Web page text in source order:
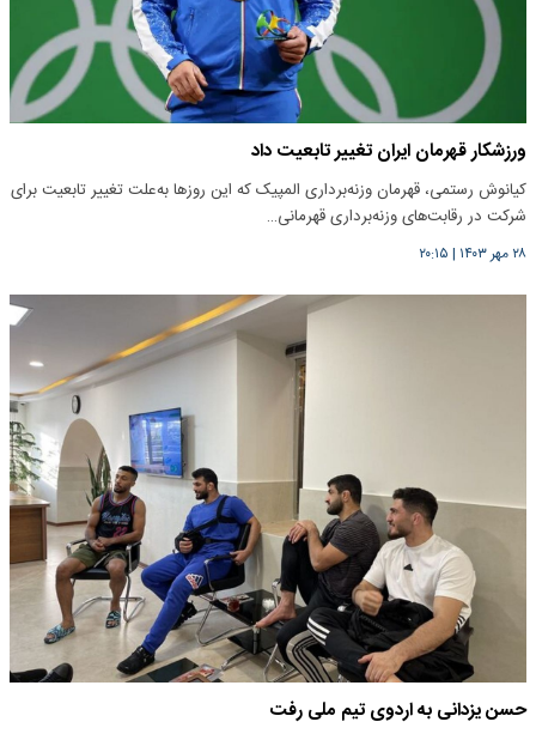
ورزشکار قهرمان ایران تغییر تابعیت داد
کیانوش رستمی، قهرمان وزنه‌برداری المپیک که این روزها به‌علت تغییر تابعیت برای
شرکت در رقابت‌های وزنه‌برداری قهرمانی…
۲۸ مهر ۱۴۰۳ | ۲۰:۱۵
حسن یزدانی به اردوی تیم ملی رفت